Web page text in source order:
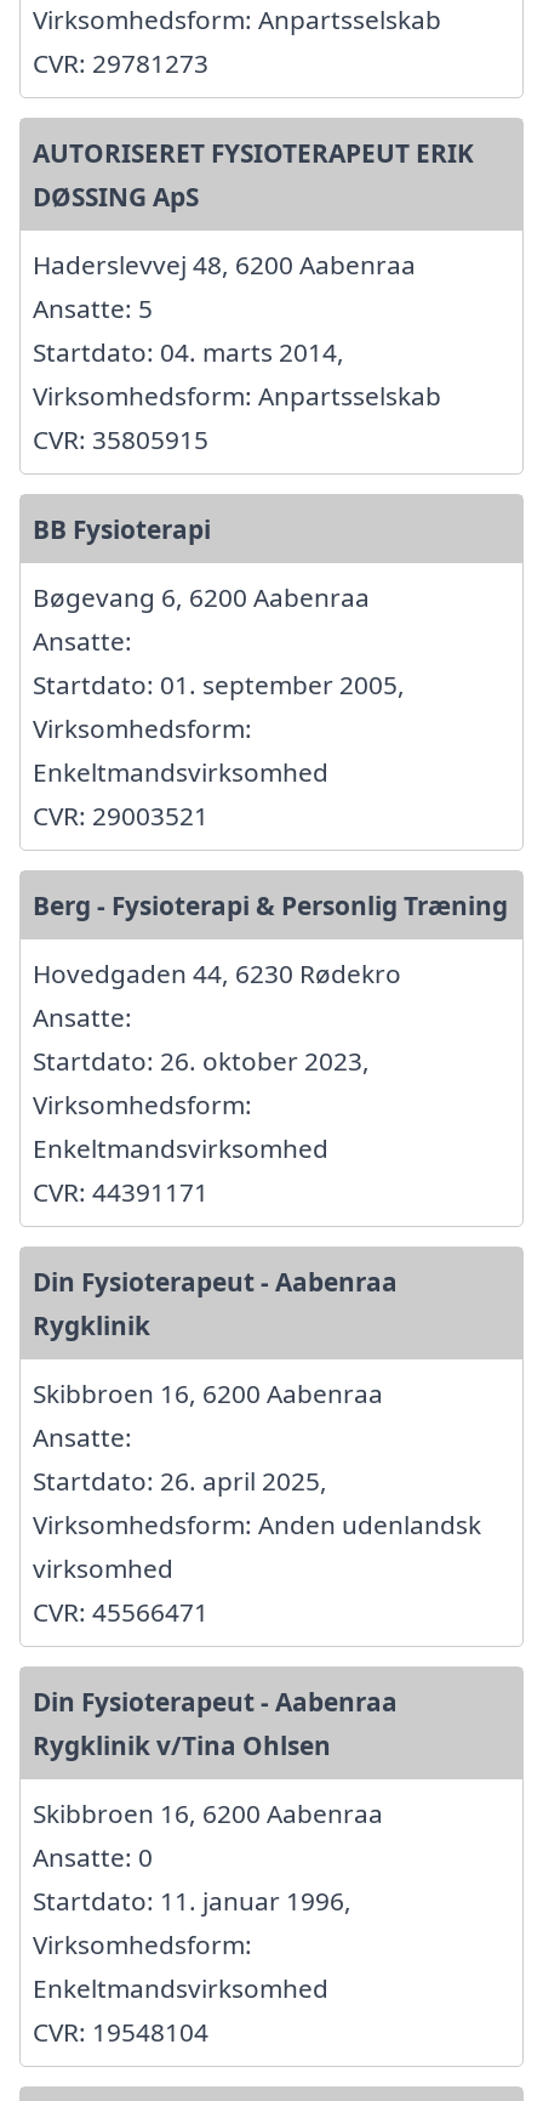
Virksomhedsform: Anpartsselskab
CVR: 29781273
AUTORISERET FYSIOTERAPEUT ERIK
DØSSING ApS
Haderslevvej 48, 6200 Aabenraa
Ansatte: 5
Startdato: 04. marts 2014,
Virksomhedsform: Anpartsselskab
CVR: 35805915
BB Fysioterapi
Bøgevang 6, 6200 Aabenraa
Ansatte:
Startdato: 01. september 2005,
Virksomhedsform:
Enkeltmandsvirksomhed
CVR: 29003521
Berg - Fysioterapi & Personlig Træning
Hovedgaden 44, 6230 Rødekro
Ansatte:
Startdato: 26. oktober 2023,
Virksomhedsform:
Enkeltmandsvirksomhed
CVR: 44391171
Din Fysioterapeut - Aabenraa
Rygklinik
Skibbroen 16, 6200 Aabenraa
Ansatte:
Startdato: 26. april 2025,
Virksomhedsform: Anden udenlandsk
virksomhed
CVR: 45566471
Din Fysioterapeut - Aabenraa
Rygklinik v/Tina Ohlsen
Skibbroen 16, 6200 Aabenraa
Ansatte: 0
Startdato: 11. januar 1996,
Virksomhedsform:
Enkeltmandsvirksomhed
CVR: 19548104